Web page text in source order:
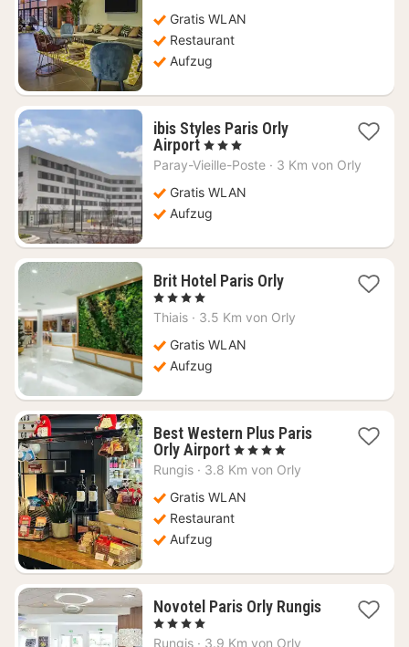
80,18
€
Gratis WLAN
Restaurant
Aufzug
ibis Styles Paris Orly
Airport1
Nacht
79,36
€
, 3 Sterne
Paray-Vieille-Poste · 3 Km von Orly
Gratis WLAN
Aufzug
Brit Hotel Paris Orly1
ab
89,18
, 4 Sterne
Thiais · 3.5 Km von Orly
Gratis WLAN
Aufzug
Best Western Plus Paris
Orly Airport1
Nacht
54,70
€
, 4 Sterne
Rungis · 3.8 Km von Orly
Gratis WLAN
Restaurant
Aufzug
Novotel Paris Orly Rungis1
, 4 Sterne
Rungis · 3.9 Km von Orly